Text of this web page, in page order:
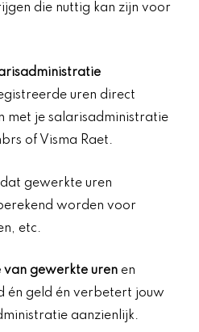
die nuttig kan zijn voor
uren direct
met je salarisadministratie
of Visma Raet.
gewerkte uren
worden voor
etc.
van gewerkte uren en
én geld én verbetert jouw
aanzienlijk.